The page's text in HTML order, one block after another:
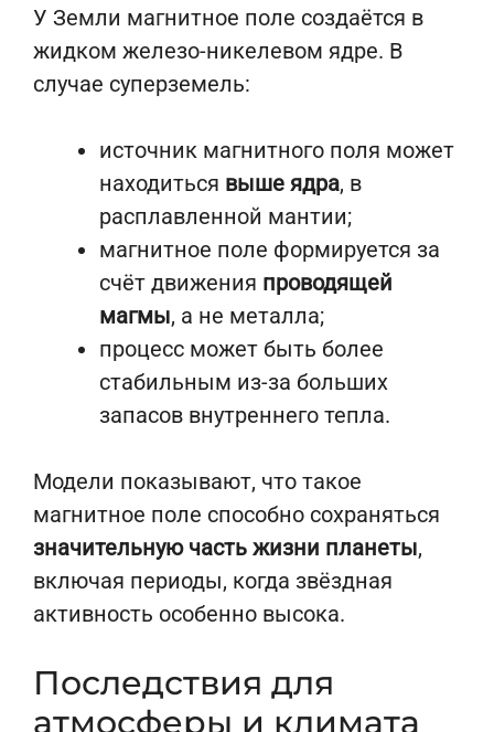
У Земли магнитное поле создаётся в
жидком железо-никелевом ядре. В
случае суперземель:
источник магнитного поля может
находиться выше ядра, в
расплавленной мантии;
магнитное поле формируется за
счёт движения проводящей
магмы, а не металла;
процесс может быть более
стабильным из-за больших
запасов внутреннего тепла.
Модели показывают, что такое
магнитное поле способно сохраняться
значительную часть жизни планеты,
включая периоды, когда звёздная
активность особенно высока.
Последствия для
атмосферы и климата